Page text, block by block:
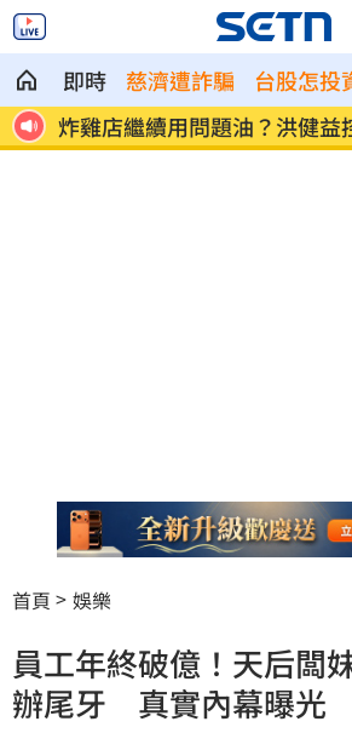
即時 慈濟遭詐騙 台股怎投
運
炸雞店繼續用問題油？洪健益
牌
首頁 娛樂
員工年終破億！天后闆
辦尾牙 真實內幕曝光